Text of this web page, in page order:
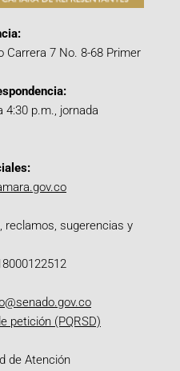
Carrera 7 No. 8-68 Primer
4:30 p.m., jornada
reclamos, sugerencias y
petición (PQRSD)
de Atención